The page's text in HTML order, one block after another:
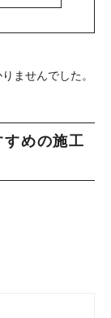
ませんでした。
めの施工